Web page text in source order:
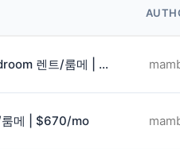
마리에타(Marietta) Master Bedroom 렌트/룸메 | $950/mo
메 | $670/mo